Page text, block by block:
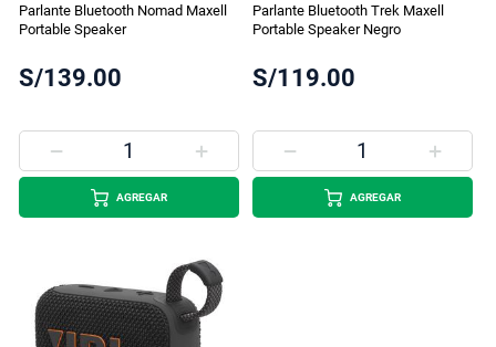
Parlante Bluetooth Nomad Maxell
Portable Speaker
S/139.00
AGREGAR
Parlante Bluetooth Trek Maxell
Portable Speaker Negro
S/119.00
AGREGAR